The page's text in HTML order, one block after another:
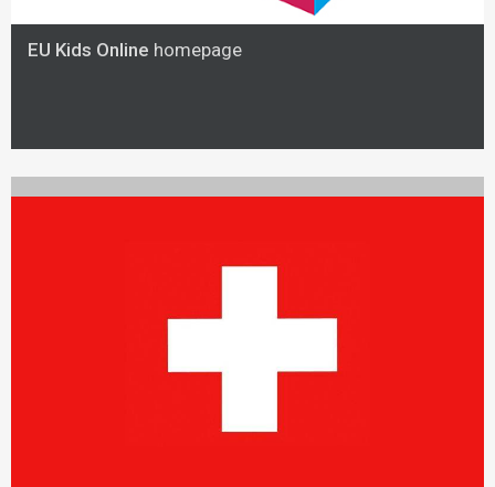
EU Kids Online homepage